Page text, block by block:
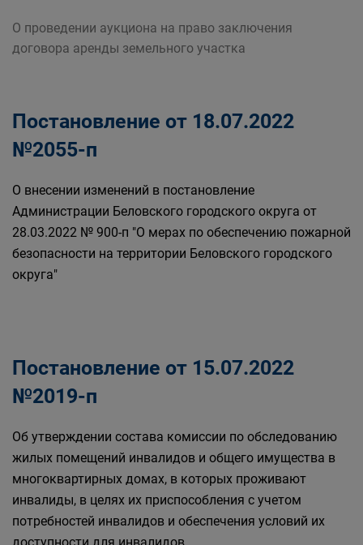
О проведении аукциона на право заключения
договора аренды земельного участка
Постановление от 18.07.2022
№2055-п
О внесении изменений в постановление
Администрации Беловского городского округа от
28.03.2022 № 900-п "О мерах по обеспечению пожарной
безопасности на территории Беловского городского
округа"
Постановление от 15.07.2022
№2019-п
Об утверждении состава комиссии по обследованию
жилых помещений инвалидов и общего имущества в
многоквартирных домах, в которых проживают
инвалиды, в целях их приспособления с учетом
потребностей инвалидов и обеспечения условий их